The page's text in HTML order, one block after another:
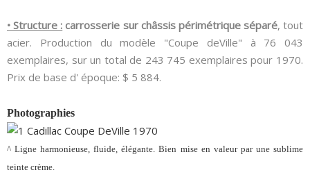
• Structure : carrosserie sur châssis périmétrique séparé, tout
acier. Production du modèle "Coupe deVille" à 76 043
exemplaires, sur un total de 243 745 exemplaires pour 1970.
Prix de base d' époque: $ 5 884.
Photographies
^ Ligne harmonieuse, fluide, élégante. Bien mise en valeur par une sublime
teinte crème.